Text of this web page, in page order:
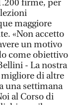
firme, per
maggiore
«Non accetto
un motivo
come obiettivo
- La nostra
di altre
una settimana
al Corso di